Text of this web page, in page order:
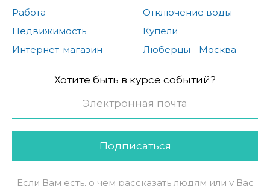
Работа
Недвижимость
Интернет-магазин
Отключение воды
Купели
Люберцы - Москва
Хотите быть в курсе событий?
Подписаться
Если Вам есть, о чем рассказать людям или у Вас